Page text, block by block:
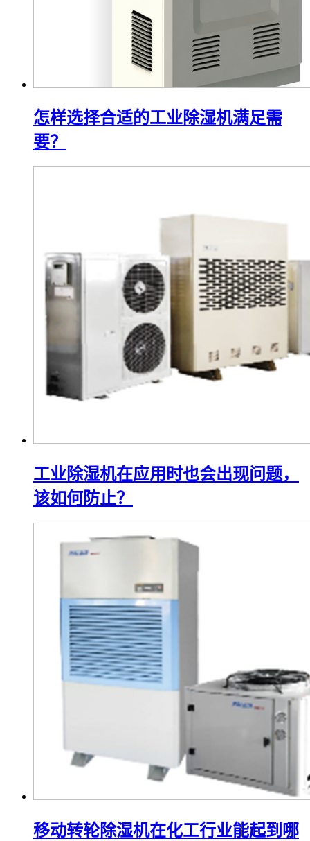
怎样选择合适的工业除湿机满足需
要？
工业除湿机在应用时也会出现问题，
该如何防止？
移动转轮除湿机在化工行业能起到哪